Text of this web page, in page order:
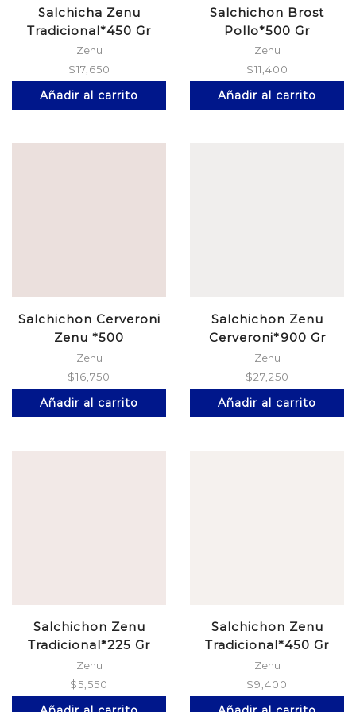
Salchicha Zenu
Tradicional*450 Gr
Zenu
$17,650
Añadir al carrito
Salchichon Brost
Pollo*500 Gr
Zenu
$11,400
Añadir al carrito
Salchichon Cerveroni
Zenu *500
Zenu
$16,750
Añadir al carrito
Salchichon Zenu
Cerveroni*900 Gr
Zenu
$27,250
Añadir al carrito
Salchichon Zenu
Tradicional*225 Gr
Zenu
$5,550
Salchichon Zenu
Tradicional*450 Gr
Zenu
$9,400